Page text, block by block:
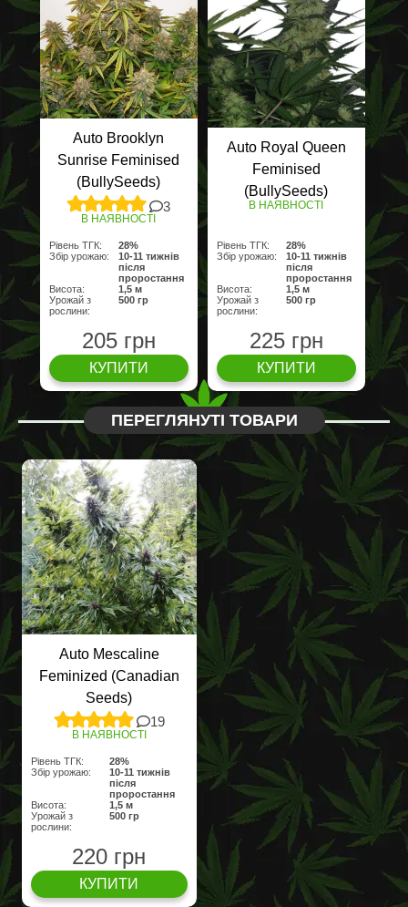
Auto Brooklyn
Sunrise Feminised
(BullySeeds)
3
В НАЯВНОСТІ
Рівень ТГК:
28%
Збір урожаю:
10-11 тижнів
після
проростання
Висота:
1,5 м
Урожай з
рослини:
500 гр
205 грн
КУПИТИ
Auto Royal Queen
Feminised
(BullySeeds)
В НАЯВНОСТІ
Рівень ТГК:
28%
Збір урожаю:
10-11 тижнів
після
проростання
Висота:
1,5 м
Урожай з
рослини:
500 гр
225 грн
КУПИТИ
ПЕРЕГЛЯНУТІ ТОВАРИ
Auto Mescaline
Feminized (Canadian
Seeds)
19
В НАЯВНОСТІ
Рівень ТГК:
28%
Збір урожаю:
10-11 тижнів
після
проростання
Висота:
1,5 м
Урожай з
рослини:
500 гр
220 грн
КУПИТИ